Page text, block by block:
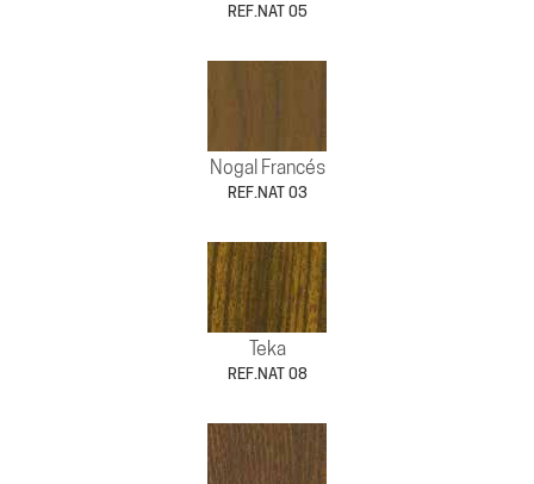
REF.NAT 05
Nogal Francés
REF.NAT 03
Teka
REF.NAT 08